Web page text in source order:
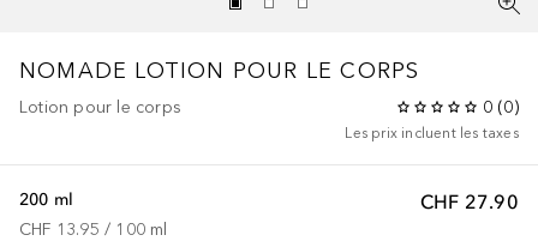
NOMADE LOTION POUR LE CORPS
Lotion pour le corps 0 (0)
Les prix incluent les taxes
CHF 27.90
200 ml
CHF 13.95 / 100 ml